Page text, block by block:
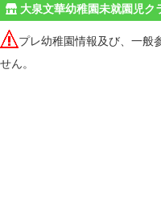
大泉文華幼稚園未就園児
プレ幼稚園情報及び、一般
せん。